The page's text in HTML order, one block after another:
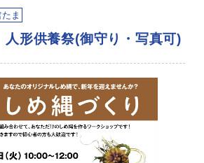
ま
形供養祭(御守り・写真可)